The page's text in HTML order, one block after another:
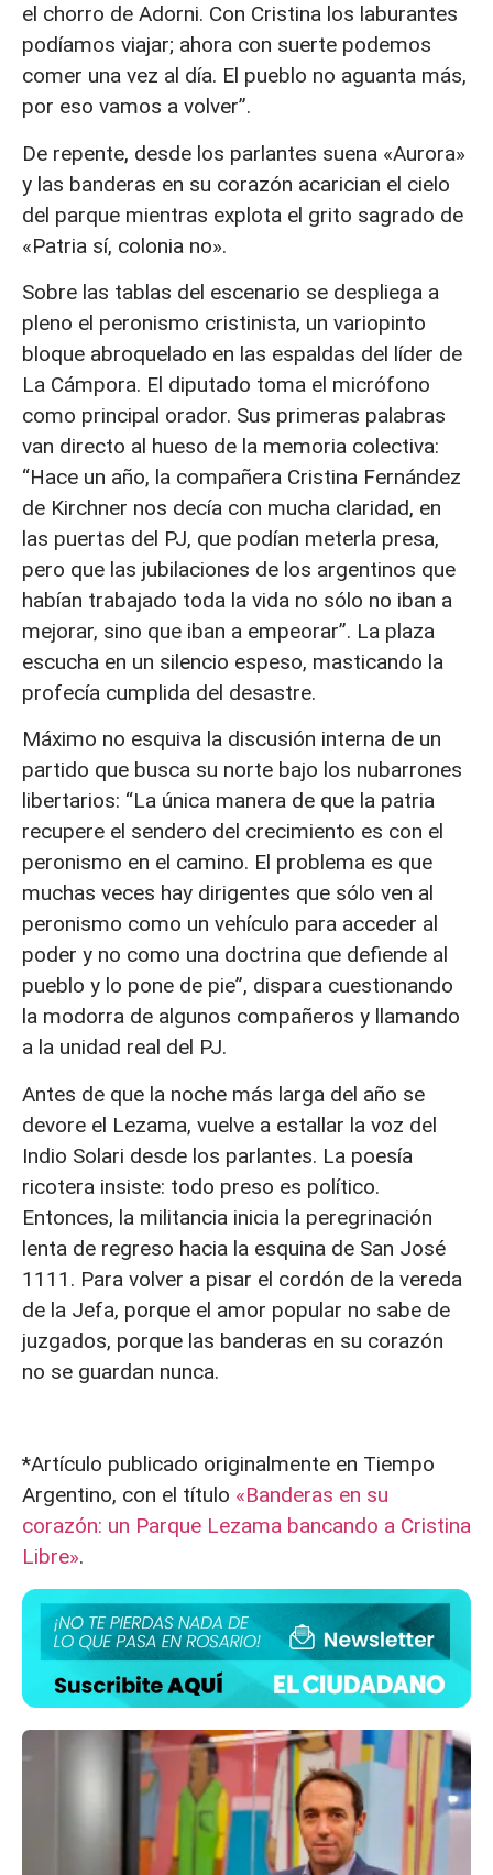
el chorro de Adorni. Con Cristina los laburantes
podíamos viajar; ahora con suerte podemos
comer una vez al día. El pueblo no aguanta más,
por eso vamos a volver”.
De repente, desde los parlantes suena «Aurora»
y las banderas en su corazón acarician el cielo
del parque mientras explota el grito sagrado de
«Patria sí, colonia no».
Sobre las tablas del escenario se despliega a
pleno el peronismo cristinista, un variopinto
bloque abroquelado en las espaldas del líder de
La Cámpora. El diputado toma el micrófono
como principal orador. Sus primeras palabras
van directo al hueso de la memoria colectiva:
“Hace un año, la compañera Cristina Fernández
de Kirchner nos decía con mucha claridad, en
las puertas del PJ, que podían meterla presa,
pero que las jubilaciones de los argentinos que
habían trabajado toda la vida no sólo no iban a
mejorar, sino que iban a empeorar”. La plaza
escucha en un silencio espeso, masticando la
profecía cumplida del desastre.
Máximo no esquiva la discusión interna de un
partido que busca su norte bajo los nubarrones
libertarios: “La única manera de que la patria
recupere el sendero del crecimiento es con el
peronismo en el camino. El problema es que
muchas veces hay dirigentes que sólo ven al
peronismo como un vehículo para acceder al
poder y no como una doctrina que defiende al
pueblo y lo pone de pie”, dispara cuestionando
la modorra de algunos compañeros y llamando
a la unidad real del PJ.
Antes de que la noche más larga del año se
devore el Lezama, vuelve a estallar la voz del
Indio Solari desde los parlantes. La poesía
ricotera insiste: todo preso es político.
Entonces, la militancia inicia la peregrinación
lenta de regreso hacia la esquina de San José
1111. Para volver a pisar el cordón de la vereda
de la Jefa, porque el amor popular no sabe de
juzgados, porque las banderas en su corazón
no se guardan nunca.
*Artículo publicado originalmente en Tiempo
Argentino, con el título «Banderas en su
corazón: un Parque Lezama bancando a Cristina
Libre».